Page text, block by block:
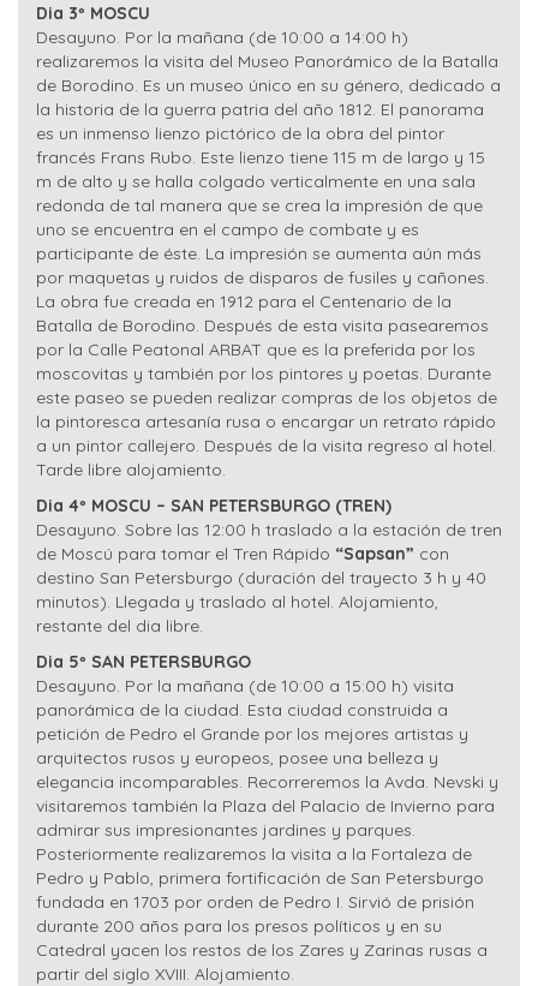
Dia 3º MOSCU
Desayuno. Por la mañana (de 10:00 a 14:00 h)
realizaremos la visita del Museo Panorámico de la Batalla
de Borodino. Es un museo único en su género, dedicado a
la historia de la guerra patria del año 1812. El panorama
es un inmenso lienzo pictórico de la obra del pintor
francés Frans Rubo. Este lienzo tiene 115 m de largo y 15
m de alto y se halla colgado verticalmente en una sala
redonda de tal manera que se crea la impresión de que
uno se encuentra en el campo de combate y es
participante de éste. La impresión se aumenta aún más
por maquetas y ruidos de disparos de fusiles y cañones.
La obra fue creada en 1912 para el Centenario de la
Batalla de Borodino. Después de esta visita pasearemos
por la Calle Peatonal ARBAT que es la preferida por los
moscovitas y también por los pintores y poetas. Durante
este paseo se pueden realizar compras de los objetos de
la pintoresca artesanía rusa o encargar un retrato rápido
a un pintor callejero. Después de la visita regreso al hotel.
Tarde libre alojamiento.
Dia 4º MOSCU – SAN PETERSBURGO (TREN)
Desayuno. Sobre las 12:00 h traslado a la estación de tren
de Moscú para tomar el Tren Rápido “Sapsan” con
destino San Petersburgo (duración del trayecto 3 h y 40
minutos). Llegada y traslado al hotel. Alojamiento,
restante del dia libre.
Dia 5º SAN PETERSBURGO
Desayuno. Por la mañana (de 10:00 a 15:00 h) visita
panorámica de la ciudad. Esta ciudad construida a
petición de Pedro el Grande por los mejores artistas y
arquitectos rusos y europeos, posee una belleza y
elegancia incomparables. Recorreremos la Avda. Nevski y
visitaremos también la Plaza del Palacio de Invierno para
admirar sus impresionantes jardines y parques.
Posteriormente realizaremos la visita a la Fortaleza de
Pedro y Pablo, primera fortificación de San Petersburgo
fundada en 1703 por orden de Pedro I. Sirvió de prisión
durante 200 años para los presos políticos y en su
Catedral yacen los restos de los Zares y Zarinas rusas a
partir del siglo XVIII. Alojamiento.